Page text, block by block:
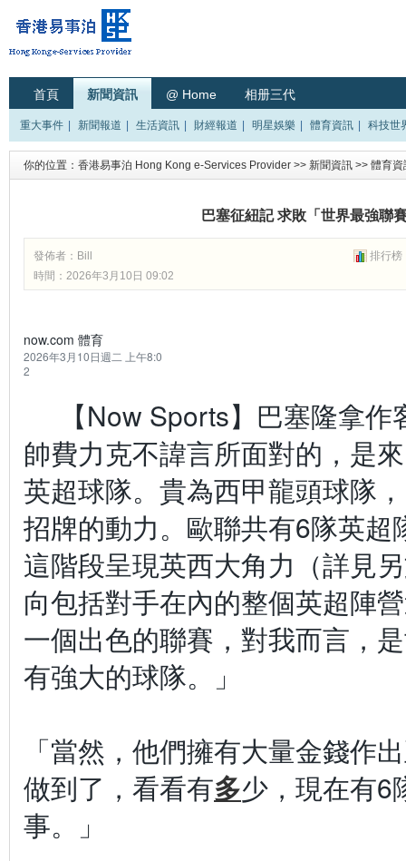
首頁 新聞資訊 @ Home 相册三代
重大事件 新聞報道 生活資訊 財經報道 明星娛樂 體育資訊 科技世
你的位置： 香港易事泊 Hong Kong e-Services Provider >> 新聞資訊 >> 體育資
巴塞征紐記 求敗「世界最強聯
排行榜
發佈者： Bill
時間：2026年3月10日 09:02
now.com 體育
2026年3月10日週二 上午8:0
2
【Now Sports】巴塞隆拿作
帥費力克不諱言所面對的，是
英超球隊。貴為西甲龍頭球隊
招牌的動力。歐聯共有6隊英超
這階段呈現英西大角力（詳見
向包括對手在內的整個英超陣
一個出色的聯賽，對我而言，
有強大的球隊。」
「當然，他們擁有大量金錢作
做到了，看看有多少，現在有6
事。」